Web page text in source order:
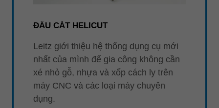
ĐẦU CẮT HELICUT
Leitz giới thiệu hệ thống dụng cụ mới
nhất của mình để gia công không cần
xé nhỏ gỗ, nhựa và xốp cách ly trên
máy CNC và các loại máy chuyên
dụng.